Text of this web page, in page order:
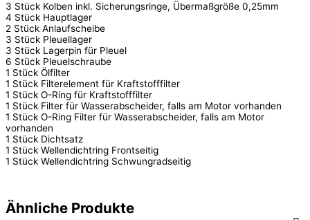
3 Stück Kolben inkl. Sicherungsringe, Übermaßgröße 0,25mm
4 Stück Hauptlager
2 Stück Anlaufscheibe
3 Stück Pleuellager
3 Stück Lagerpin für Pleuel
6 Stück Pleuelschraube
1 Stück Ölfilter
1 Stück Filterelement für Kraftstofffilter
1 Stück O-Ring für Kraftstofffilter
1 Stück Filter für Wasserabscheider, falls am Motor vorhanden
1 Stück O-Ring Filter für Wasserabscheider, falls am Motor
vorhanden
1 Stück Dichtsatz
1 Stück Wellendichtring Frontseitig
1 Stück Wellendichtring Schwungradseitig
Ähnliche Produkte